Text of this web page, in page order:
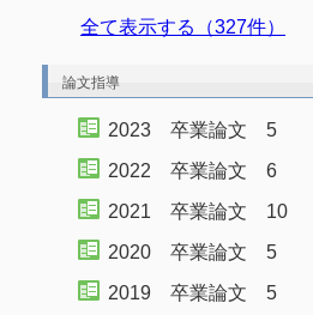
全て表示する（327件）
論文指導
2023 卒業論文 5
2022 卒業論文 6
2021 卒業論文 10
2020 卒業論文 5
2019 卒業論文 5